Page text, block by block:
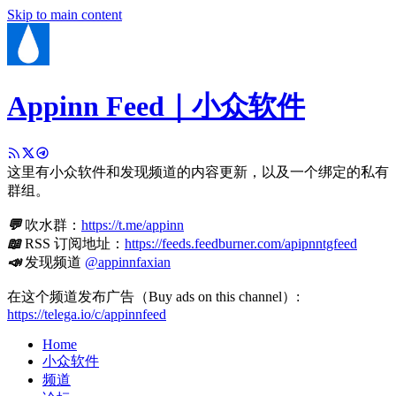
Skip to main content
Appinn Feed｜小众软件
这里有小众软件和发现频道的内容更新，以及一个绑定的私有
群组。
💬吹水群： https://t.me/appinn
📖RSS 订阅地址： https://feeds.feedburner.com/apipnntgfeed
📣发现频道 @appinnfaxian
在这个频道发布广告（Buy ads on this channel）:
https://telega.io/c/appinnfeed
Home
小众软件
频道